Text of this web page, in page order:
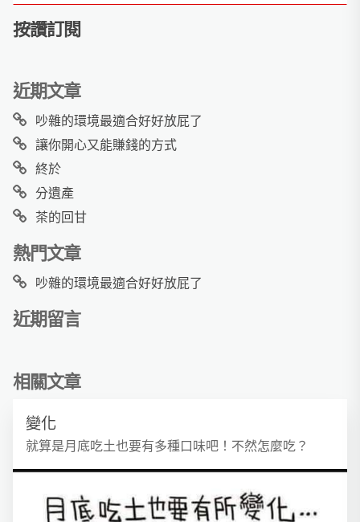
按讚訂閱
近期文章
吵雜的環境最適合好好放屁了
讓你開心又能賺錢的方式
終於
分遺產
茶的回甘
熱門文章
吵雜的環境最適合好好放屁了
近期留言
相關文章
變化
就算是月底吃土也要有多種口味吧！不然怎麼吃？